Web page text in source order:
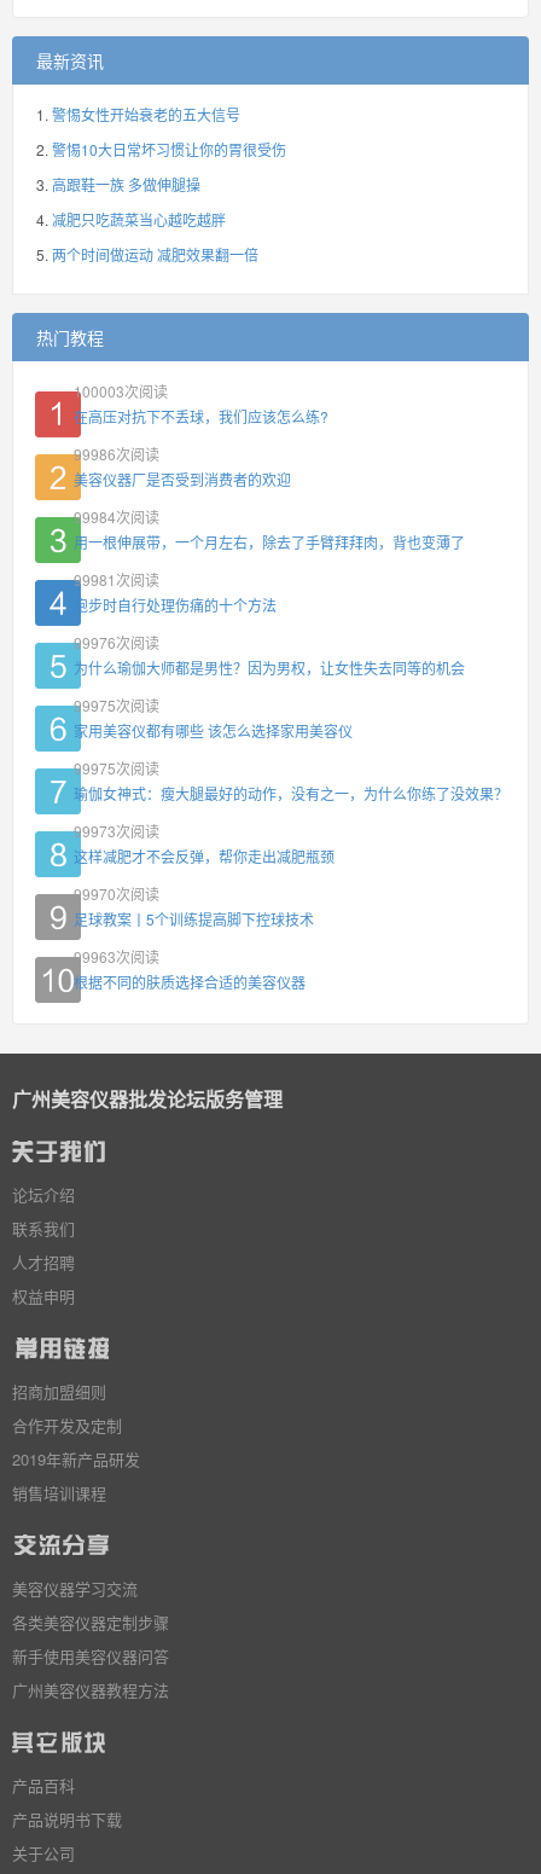
最新资讯
警惕女性开始衰老的五大信号
警惕10大日常坏习惯让你的胃很受伤
高跟鞋一族 多做伸腿操
减肥只吃蔬菜当心越吃越胖
两个时间做运动 减肥效果翻一倍
热门教程
100003次阅读
在高压对抗下不丢球，我们应该怎么练?
99986次阅读
美容仪器厂是否受到消费者的欢迎
99984次阅读
用一根伸展带，一个月左右，除去了手臂拜拜肉，背也变薄了
99981 次阅读
跑步时自行处理伤痛的十个方法
99976次阅读
为什么瑜伽大师都是男性？因为男权，让女性失去同等的机会
99975次阅读
家用美容仪都有哪些 该怎么选择家用美容仪
99975次阅读
瑜伽女神式：瘦大腿最好的动作，没有之一，为什么你练了没效果？
99973次阅读
这样减肥才不会反弹，帮你走出减肥瓶颈
99970次阅读
足球教案丨5个训练提高脚下控球技术
99963次阅读
根据不同的肤质选择合适的美容仪器
广州美容仪器批发论坛版务管理
论坛介绍
联系我们
人才招聘
权益申明
招商加盟细则
合作开发及定制
2019年新产品研发
销售培训课程
美容仪器学习交流
各类美容仪器定制步骤
新手使用美容仪器问答
广州美容仪器教程方法
产品百科
产品说明书下载
关于公司